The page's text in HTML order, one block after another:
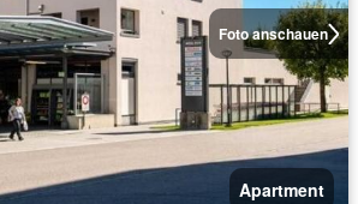
Foto anschauen
Apartment